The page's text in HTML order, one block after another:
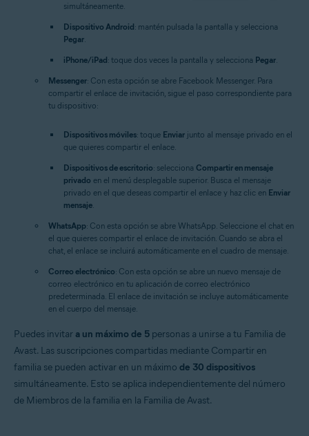
simultáneamente.
Dispositivo Android: mantén pulsada la pantalla y selecciona
Pegar.
iPhone/iPad: toque dos veces la pantalla y selecciona Pegar.
Messenger: Con esta opción se abre Facebook Messenger. Para
compartir el enlace de invitación, sigue el paso correspondiente para
tu dispositivo:
Dispositivos móviles: toque Enviar junto al mensaje privado en el
que quieres compartir el enlace.
Dispositivos de escritorio: selecciona Compartir en mensaje
privado en el menú desplegable superior. Busca el mensaje
privado en el que deseas compartir el enlace y haz clic en Enviar
mensaje.
WhatsApp: Con esta opción se abre WhatsApp. Seleccione el chat en
el que quieres compartir el enlace de invitación. Cuando se abra el
chat, el enlace se incluirá automáticamente en el cuadro de mensaje.
Correo electrónico: Con esta opción se abre un nuevo mensaje de
correo electrónico en tu aplicación de correo electrónico
predeterminada. El enlace de invitación se incluye automáticamente
en el cuerpo del mensaje.
Puedes invitar a un máximo de 5 personas a unirse a tu Familia de
Avast. Las suscripciones compartidas mediante Compartir en
familia se pueden activar en un máximo de 30 dispositivos
simultáneamente. Esto se aplica independientemente del número
de Miembros de la familia en la Familia de Avast.